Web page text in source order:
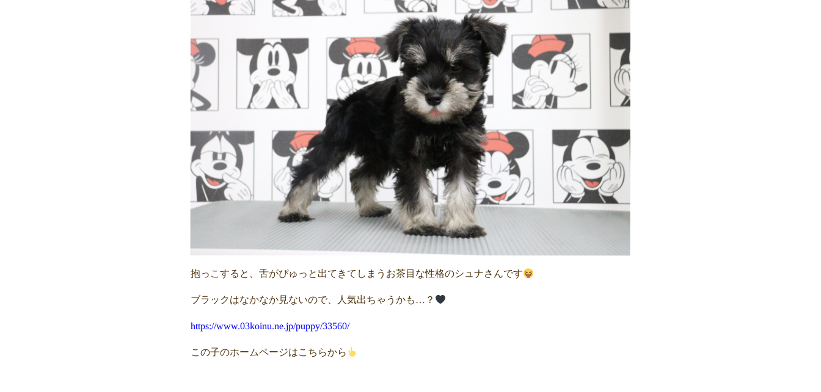
抱っこすると、舌がぴゅっと出てきてしまうお茶目な性格のシュナさんです
ブラックはなかなか見ないので、人気出ちゃうかも…？
https://www.03koinu.ne.jp/puppy/33560/
この子のホームページはこちらから